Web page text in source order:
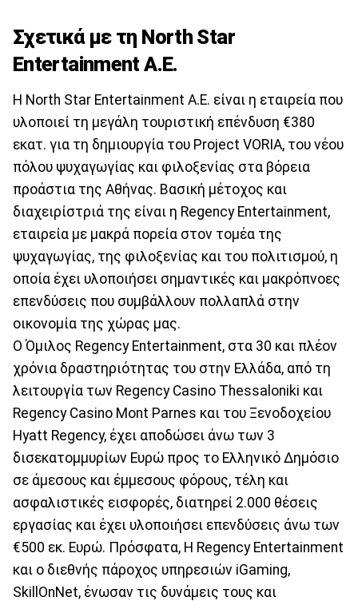
Σχετικά με τη North Star
Entertainment Α.Ε.
H North Star Entertainment Α.Ε. είναι η εταιρεία που
υλοποιεί τη μεγάλη τουριστική επένδυση €380
εκατ. για τη δημιουργία του Project VORIA, του νέου
πόλου ψυχαγωγίας και φιλοξενίας στα βόρεια
προάστια της Αθήνας. Βασική μέτοχος και
διαχειρίστριά της είναι η Regency Entertainment,
εταιρεία με μακρά πορεία στον τομέα της
ψυχαγωγίας, της φιλοξενίας και του πολιτισμού, η
οποία έχει υλοποιήσει σημαντικές και μακρόπνοες
επενδύσεις που συμβάλλουν πολλαπλά στην
οικονομία της χώρας μας.
Ο Όμιλος Regency Entertainment, στα 30 και πλέον
χρόνια δραστηριότητας του στην Ελλάδα, από τη
λειτουργία των Regency Casino Thessaloniki και
Regency Casino Mont Parnes και του Ξενοδοχείου
Hyatt Regency, έχει αποδώσει άνω των 3
δισεκατομμυρίων Ευρώ προς το Ελληνικό Δημόσιο
σε άμεσους και έμμεσους φόρους, τέλη και
ασφαλιστικές εισφορές, διατηρεί 2.000 θέσεις
εργασίας και έχει υλοποιήσει επενδύσεις άνω των
€500 εκ. Ευρώ. Πρόσφατα, Η Regency Entertainment
και ο διεθνής πάροχος υπηρεσιών iGaming,
SkillOnΝet, ένωσαν τις δυνάμεις τους και